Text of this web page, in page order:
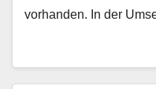
vorhanden. In der